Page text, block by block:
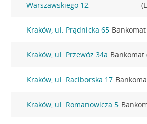
Warszawskiego 12
Kraków, ul. Prądnicka 65
Kraków, ul. Przewóz 34a Bankomat
Kraków, ul. Raciborska 17
Kraków, ul. Romanowicza 5